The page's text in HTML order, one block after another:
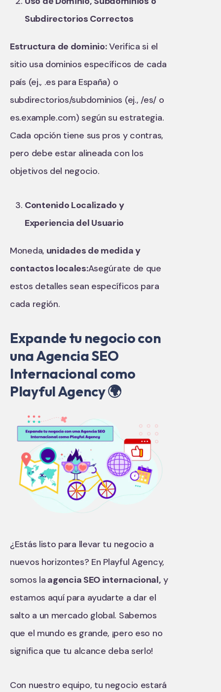
Subdirectorios Correctos
Estructura de dominio:Verifica si el
sitio usa dominios específicos de cada
país (ej., .es para España) o
subdirectorios/subdominios (ej., /es/ o
es.example.com) según su estrategia.
Cada opción tiene sus pros y contras,
pero debe estar alineada con los
objetivos del negocio.
Contenido Localizado y
Experiencia del Usuario
Moneda, unidades de medida y
contactos locales:Asegúrate de que
estos detalles sean específicos para
cada región.
Expande tu negocio con
una Agencia SEO
Internacional como
Playful Agency 🌍
¿Estás listo para llevar tu negocio a
nuevos horizontes? En Playful Agency,
somos la agencia SEO internacional, y
estamos aquí para ayudarte a dar el
salto a un mercado global. Sabemos
que el mundo es grande, ¡pero eso no
significa que tu alcance deba serlo!
Con nuestro equipo, tu negocio estará